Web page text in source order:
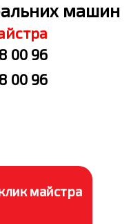
машин
00 96
00 96
майстра